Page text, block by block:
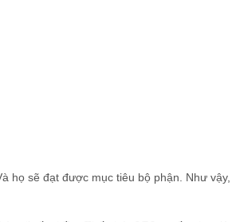
họ sẽ đạt được mục tiêu bộ phận. Như